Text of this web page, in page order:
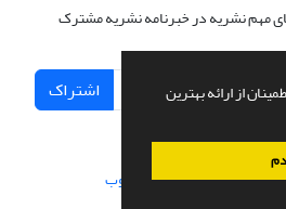
از ارائه بهترین
مهم نشریه در خبرنامه نشریه مشترک
اشتراک
طراحی و پیاده سازی از سیناوب